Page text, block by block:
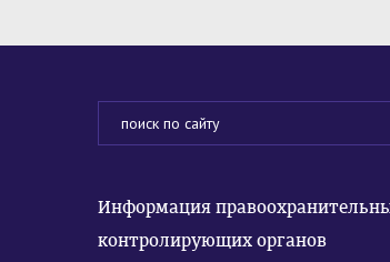
Информация
контролирующих органов